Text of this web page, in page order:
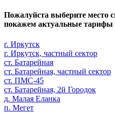
Пожалуйста выберите место
покажем актуальные
г. Иркутск
г. Иркутск, частный сектор
ст. Батарейная
ст. Батарейная, частный сектор
ст. ПМС-45
ст. Батарейная, 2й Городок
д. Малая Еланка
п. Мегет